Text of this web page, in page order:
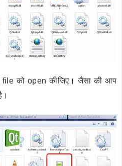
को open कीजिए। जैसा की आप